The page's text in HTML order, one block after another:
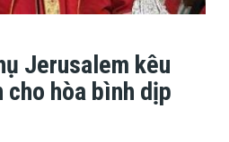
Jerusalem kêu
cho hòa bình dịp